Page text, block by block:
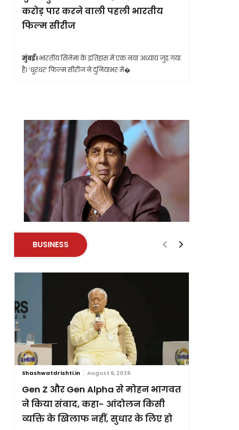
करोड़ पार करने वाली पहली भारतीय
फिल्म सीरीज
मुंबई। भारतीय सिनेमा के इतिहास में एक नया अध्याय जुड़ गया
है। ‘धुरंधर’ फिल्म सीरीज ने दुनियाभर मे�
BUSINESS
Shashwatdrishti.in August 6, 2026
Gen Z और Gen Alpha से मोहन भागवत
ने किया संवाद, कहा- आंदोलन किसी
व्यक्ति के खिलाफ नहीं, सुधार के लिए हो